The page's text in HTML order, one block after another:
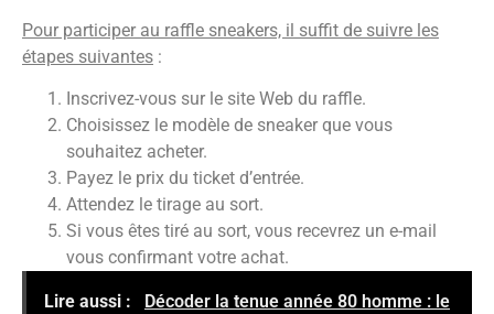
Pour participer au raffle sneakers, il suffit de suivre les
étapes suivantes :
Inscrivez-vous sur le site Web du raffle.
Choisissez le modèle de sneaker que vous
souhaitez acheter.
Payez le prix du ticket d’entrée.
Attendez le tirage au sort.
Si vous êtes tiré au sort, vous recevrez un e-mail
vous confirmant votre achat.
Lire aussi :
Décoder la tenue année 80 homme : le